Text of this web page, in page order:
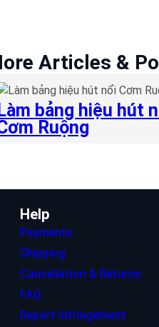
Articles &
Làm bảng hiệu hút
Ruộng
Help
Payments
Shipping
Cancellation & Returns
FAQ
Report Infringement